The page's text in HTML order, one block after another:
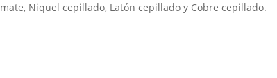
Niquel cepillado, Latón cepillado y Cobre cepillado.